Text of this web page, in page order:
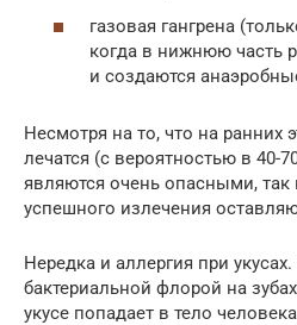
газовая гангрена
когда в нижнюю часть
и создаются
Несмотря на то, что на ранних
лечатся (с вероятностью в 40-
являются очень опасными, так
успешного излечения
Нередка и аллергия при
бактериальной флорой на
укусе попадает в тело